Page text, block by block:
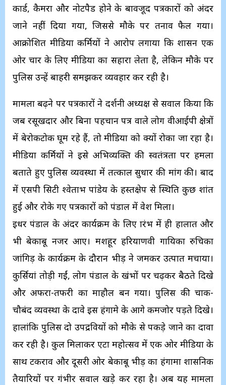
कार्ड, कैमरा और नोटपैड होने के बावजूद पत्रकारों को अंदर
जाने नहीं दिया गया, जिससे मौके पर तनाव फैल गया।
आक्रोशित मीडिया कर्मियों ने आरोप लगाया कि प्रशासन एक
ओर प्रचार के लिए मीडिया का सहारा लेता है, लेकिन मौके पर
पुलिस उन्हें बाहरी समझकर व्यवहार कर रही है।
मामला बढ़ने पर पत्रकारों ने प्रदर्शनी अध्यक्ष से सवाल किया कि
जब रसूखदार और बिना पहचान पत्र वाले लोग वीआईपी क्षेत्रों
में बेरोकटोक घूम रहे हैं, तो मीडिया को क्यों रोका जा रहा है।
मीडिया कर्मियों ने इसे अभिव्यक्ति की स्वतंत्रता पर हमला
बताते हुए पुलिस व्यवस्था में तत्काल सुधार की मांग की। बाद
में एसपी सिटी श्वेताभ पांडेय के हस्तक्षेप से स्थिति कुछ शांत
हुई और रोके गए पत्रकारों को पंडाल में प्रवेश मिला।
इधर पंडाल के अंदर कार्यक्रम के लिए प्रारंभ में ही हालात और
भी बेकाबू नजर आए। मशहूर हरियाणवी गायिका रुचिका
जांगिड़ के कार्यक्रम के दौरान भीड़ ने जमकर उत्पात मचाया।
कुर्सियां तोड़ी गईं, लोग पंडाल के खंभों पर चढ़कर बैठते दिखे
और अफरा-तफरी का माहौल बन गया। पुलिस की चाक-
चौबंद व्यवस्था के दावे इस हंगामे के आगे कमजोर पड़ते दिखे।
हालांकि पुलिस दो उपद्रवियों को मौके से पकड़े जाने का दावा
कर रही है। कुल मिलाकर एटा महोत्सव में एक ओर मीडिया के
साथ टकराव और दूसरी ओर बेकाबू भीड़ का हंगामा प्रशासनिक
तैयारियों पर गंभीर सवाल खड़े कर रहा है। अब यह मामला